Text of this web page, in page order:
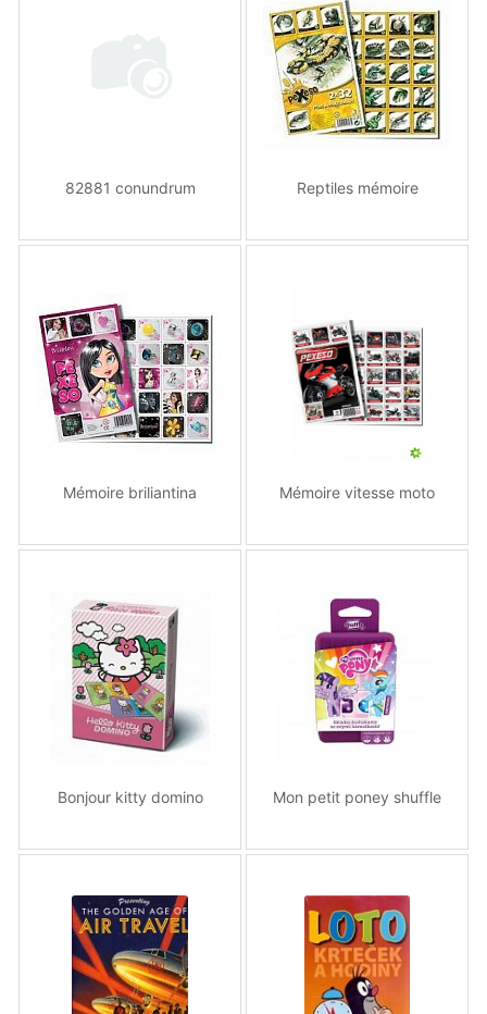
82881 conundrum Reptiles mémoire
Mémoire briliantina Mémoire vitesse moto
Bonjour kitty domino Mon petit poney shuffle